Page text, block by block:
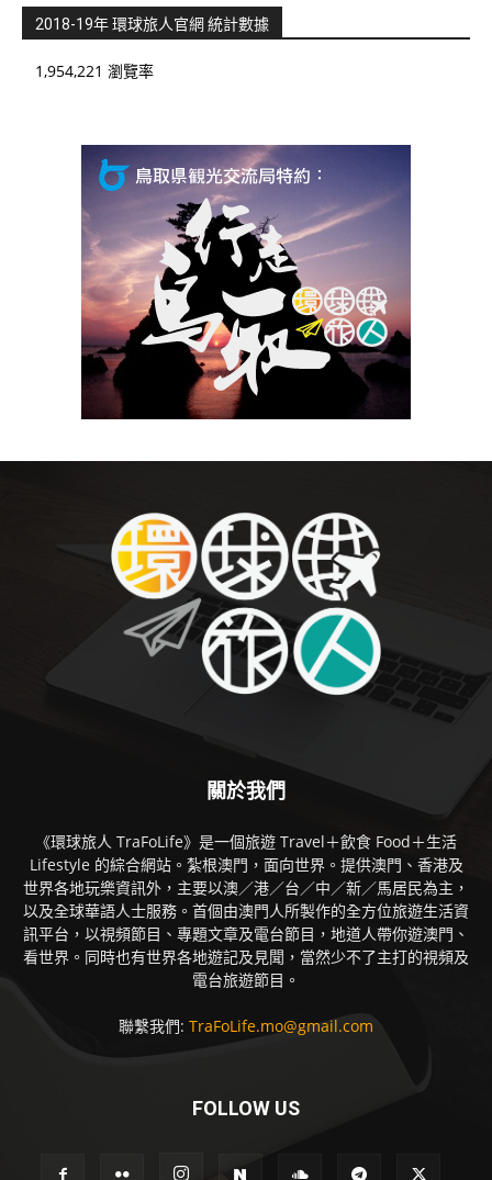
2018-19年 環球旅人官網 統計數據
1,954,221 瀏覽率
關於我們
《環球旅人 TraFoLife》是一個旅遊 Travel＋飲食 Food＋生活
Lifestyle 的綜合網站。紮根澳門，面向世界。提供澳門、香港及
世界各地玩樂資訊外，主要以澳／港／台／中／新／馬居民為主，
以及全球華語人士服務。首個由澳門人所製作的全方位旅遊生活資
訊平台，以視頻節目、專題文章及電台節目，地道人帶你遊澳門、
看世界。同時也有世界各地遊記及見聞，當然少不了主打的視頻及
電台旅遊節目。
聯繫我們: TraFoLife.mo@gmail.com
FOLLOW US